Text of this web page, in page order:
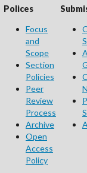
Polices
Focus
and
Scope
Section
Policies
Peer
Review
Process
Archive
Open
Access
Policy